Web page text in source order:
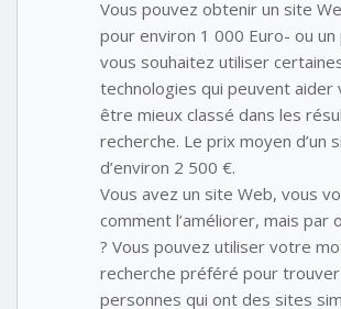
Vous pouvez obtenir un site
pour environ 1 000 Euro- ou un
vous souhaitez utiliser
technologies qui peuvent aider
être mieux classé dans les
recherche. Le prix moyen d’un
d’environ 2 500 €.
Vous avez un site Web, vous
comment l’améliorer, mais par
? Vous pouvez utiliser votre
recherche préféré pour
personnes qui ont des sites